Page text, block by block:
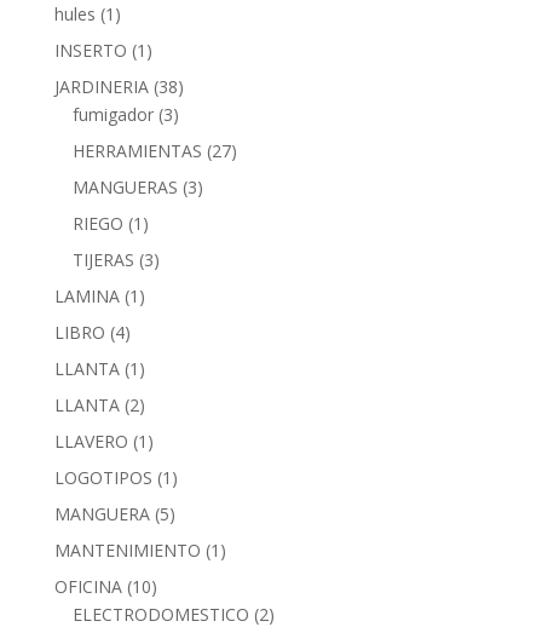
hules (1)
INSERTO (1)
JARDINERIA (38)
fumigador (3)
HERRAMIENTAS (27)
MANGUERAS (3)
RIEGO (1)
TIJERAS (3)
LAMINA (1)
LIBRO (4)
LLANTA (1)
LLANTA (2)
LLAVERO (1)
LOGOTIPOS (1)
MANGUERA (5)
MANTENIMIENTO (1)
OFICINA (10)
ELECTRODOMESTICO (2)